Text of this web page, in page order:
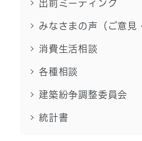
出前ミーティング
みなさまの声（ご意見
消費生活相談
各種相談
建築紛争調整委員会
統計書